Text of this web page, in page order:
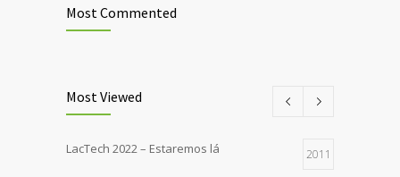
Most Commented
Most Viewed
LacTech 2022 – Estaremos lá 2011